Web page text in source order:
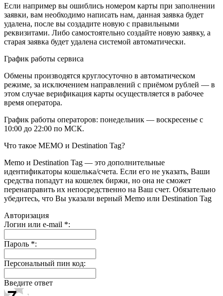
Если например вы ошиблись номером карты при заполнении
заявки, вам необходимо написать нам, данная заявка будет
удалена, после вы создадите новую с правильными
реквизитами. Либо самостоятельно создайте новую заявку, а
старая заявка будет удалена системой автоматически.
График работы сервиса
Обмены производятся круглосуточно в автоматическом
режиме, за исключением направлений с приёмом рублей — в
этом случае верификация карты осуществляется в рабочее
время оператора.
График работы операторов: понедельник — воскресенье с
10:00 до 22:00 по МСК.
Что такое MEMO и Destination Tag?
Memo и Destination Tag — это дополнительные
идентификаторы кошелька/счета. Если его не указать, Ваши
средства попадут на кошелек биржи, но она не сможет
перенаправить их непосредственно на Ваш счет. Обязательно
убедитесь, что Вы указали верный Memo или Destination Tag
Авторизация
Логин или e-mail *:
Пароль *:
Персональный пин код:
Введите ответ